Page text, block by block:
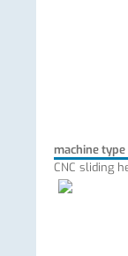
machine type
CNC sliding